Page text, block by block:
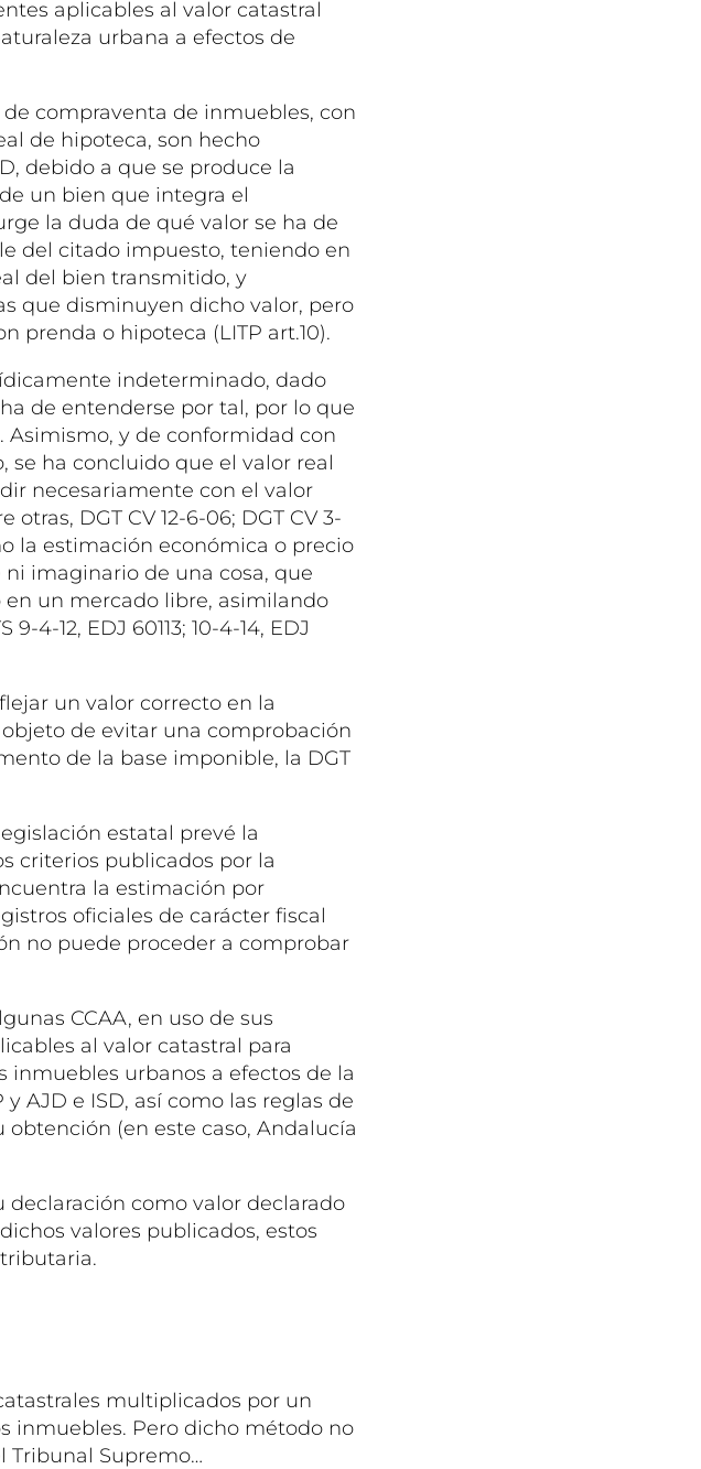
aplicables al valor catastral
urbana a efectos de
compraventa de inmuebles, con
de hipoteca, son hecho
debido a que se produce la
un bien que integra el
la duda de qué valor se ha de
del citado impuesto, teniendo en
del bien transmitido, y
que disminuyen dicho valor, pero
prenda o hipoteca (LITP art.10).
indeterminado, dado
de entenderse por tal, por lo que
Asimismo, y de conformidad con
ha concluido que el valor real
necesariamente con el valor
DGT CV 12-6-06; DGT CV 3-
la estimación económica o precio
imaginario de una cosa, que
un mercado libre, asimilando
4-12, EDJ 60113; 10-4-14, EDJ
un valor correcto en la
de evitar una comprobación
de la base imponible, la DGT
estatal prevé la
criterios publicados por la
la estimación por
oficiales de carácter fiscal
no puede proceder a comprobar
CCAA, en uso de sus
al valor catastral para
urbanos a efectos de la
AJD e ISD, así como las reglas de
(en este caso, Andalucía
como valor declarado
valores publicados, estos
multiplicados por un
inmuebles. Pero dicho método no
Tribunal Supremo…